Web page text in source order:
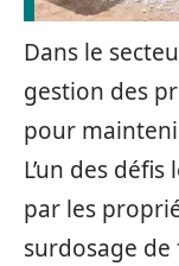
Dans le
gestion des
pour
L’un des
par les
surdosage de